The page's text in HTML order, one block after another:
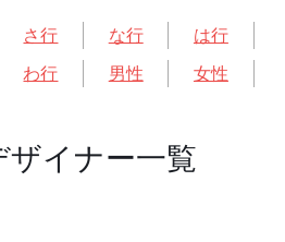
さ行 な行
は行
わ行 男性 女性
ザイナー一覧